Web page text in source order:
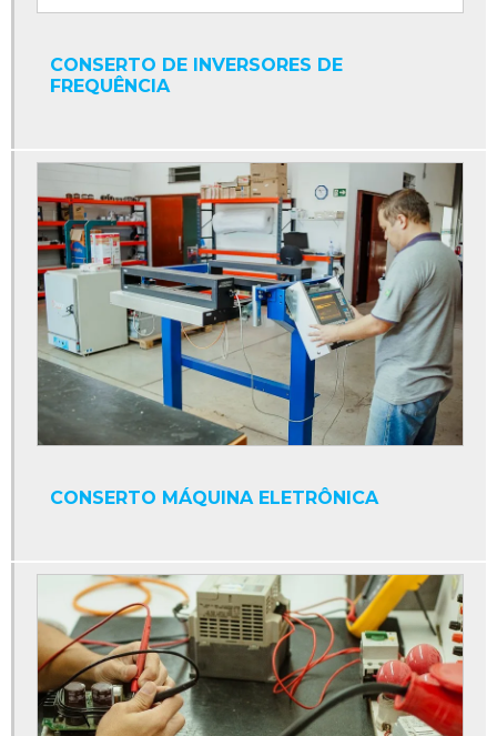
Conversor de frequência
Conversores de potência
Display contador digital industrial
Display industrial
Display interface serial
Display led industrial
Display numérico industrial
Empresa de manutenção de máquinas industriais
Fonte 24v para clp
Fonte chaveada 24v para clp
Ihm industrial
Ihm pc industrial
Limpeza de circuitos eletrônicos
Limpeza de componentes eletrônicos
CONSERTO DE INVERSORES DE
FREQUÊNCIA
CONSERTO MÁQUINA ELETRÔNICA